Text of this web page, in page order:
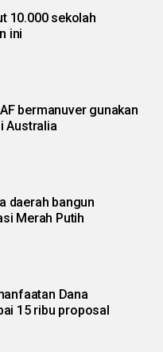
10.000 sekolah
ini
bermanuver gunakan
Australia
daerah bangun
Merah Putih
Dana
15 ribu proposal